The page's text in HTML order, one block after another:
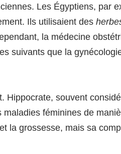
Les Égyptiens, par
Ils utilisaient des
la médecine
suivants que la
Hippocrate, souvent
féminines de
la grossesse, mais sa